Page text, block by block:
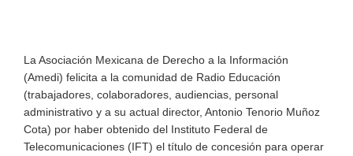
La Asociación Mexicana de Derecho a la Información
(Amedi) felicita a la comunidad de Radio Educación
(trabajadores, colaboradores, audiencias, personal
administrativo y a su actual director, Antonio Tenorio Muñoz
Cota) por haber obtenido del Instituto Federal de
Telecomunicaciones (IFT) el título de concesión para operar